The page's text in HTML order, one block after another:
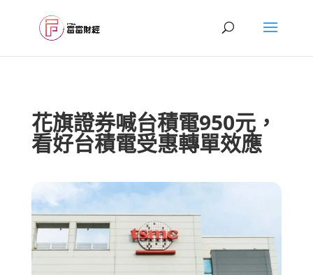
花旗證券喊台積電950元，
看好台積電受惠轉單效應